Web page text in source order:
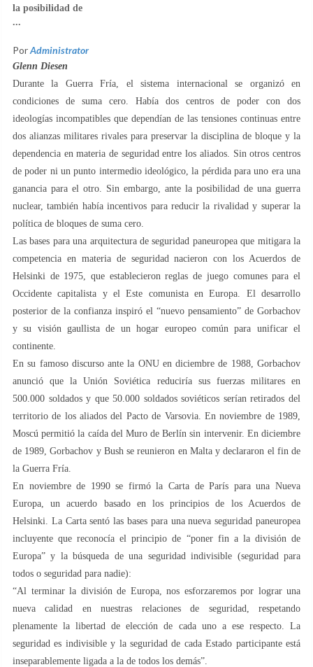
la posibilidad de
...
PorAdministrator
Glenn Diesen
Durante la Guerra Fría, el sistema internacional se organizó en
condiciones de suma cero. Había dos centros de poder con dos
ideologías incompatibles que dependían de las tensiones continuas entre
dos alianzas militares rivales para preservar la disciplina de bloque y la
dependencia en materia de seguridad entre los aliados. Sin otros centros
de poder ni un punto intermedio ideológico, la pérdida para uno era una
ganancia para el otro. Sin embargo, ante la posibilidad de una guerra
nuclear, también había incentivos para reducir la rivalidad y superar la
política de bloques de suma cero.
Las bases para una arquitectura de seguridad paneuropea que mitigara la
competencia en materia de seguridad nacieron con los Acuerdos de
Helsinki de 1975, que establecieron reglas de juego comunes para el
Occidente capitalista y el Este comunista en Europa. El desarrollo
posterior de la confianza inspiró el “nuevo pensamiento” de Gorbachov
y su visión gaullista de un hogar europeo común para unificar el
continente.
En su famoso discurso ante la ONU en diciembre de 1988, Gorbachov
anunció que la Unión Soviética reduciría sus fuerzas militares en
500.000 soldados y que 50.000 soldados soviéticos serían retirados del
territorio de los aliados del Pacto de Varsovia. En noviembre de 1989,
Moscú permitió la caída del Muro de Berlín sin intervenir. En diciembre
de 1989, Gorbachov y Bush se reunieron en Malta y declararon el fin de
la Guerra Fría.
En noviembre de 1990 se firmó la Carta de París para una Nueva
Europa, un acuerdo basado en los principios de los Acuerdos de
Helsinki. La Carta sentó las bases para una nueva seguridad paneuropea
incluyente que reconocía el principio de “poner fin a la división de
Europa” y la búsqueda de una seguridad indivisible (seguridad para
todos o seguridad para nadie):
“Al terminar la división de Europa, nos esforzaremos por lograr una
nueva calidad en nuestras relaciones de seguridad, respetando
plenamente la libertad de elección de cada uno a ese respecto. La
seguridad es indivisible y la seguridad de cada Estado participante está
inseparablemente ligada a la de todos los demás”.